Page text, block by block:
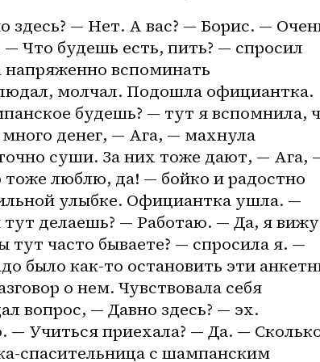
— Нет. А вас? — Борис. —
Что будешь есть, пить? — спросил
напряженно вспоминать
молчал. Подошла официантка.
будешь? — тут я вспомнила,
денег, — Ага, — махнула
суши. За них тоже дают, — Ага,
люблю, да! — бойко и радостно
улыбке. Официантка ушла. —
делаешь? — Работаю. — Да, я
тут часто бываете? — спросила я. —
было как-то остановить эти
о нем. Чувствовала себя
вопрос, — Давно здесь? — эх.
Учиться приехала? — Да. —
спасительница с шампанским